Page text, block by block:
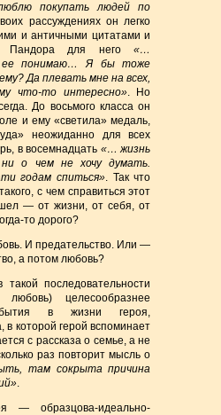
покупать людей по
рассуждениях он легко
и античными цитатами и
Пандора для него«…
ее понимаю… Я бы тоже
Да плевать мне на всех,
что-то интересно». Но
До восьмого класса он
и ему «светила» медаль,
неожиданно для всех
в восемнадцать «… жизнь
о чем не хочу думать.
годам спиться». Так что
с чем справиться этот
— от жизни, от себя, от
то дорого?
И предательство. Или —
а потом любовь?
последовательности
целесообразнее
в жизни героя,
в которой герой вспоминает
с рассказа о семье, а не
раз повторит мысль о
там сокрыта причина
.
— образцова-идеально-